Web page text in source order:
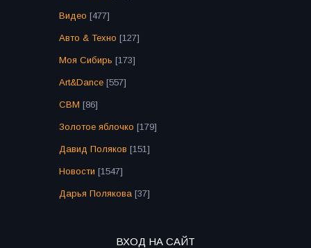
Видео [477]
Авто & Техно [127]
Моя Сибирь [173]
Art&Dance [557]
СВМ [86]
Золотое яблочко [179]
Давид Поляков [151]
Новости [1547]
Дарья Полякова [37]
ВХОД НА САЙТ